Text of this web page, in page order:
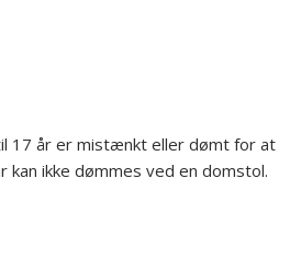
17 år er mistænkt eller dømt for at
kan ikke dømmes ved en domstol.